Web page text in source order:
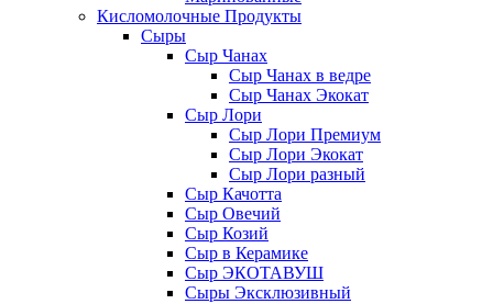
Кисломолочные Продукты
Сыры
Сыр Чанах
Сыр Чанах в ведре
Сыр Чанах Экокат
Сыр Лори
Сыр Лори Премиум
Сыр Лори Экокат
Сыр Лори разный
Сыр Качотта
Сыр Овечий
Сыр Козий
Сыр в Керамике
Сыр ЭКОТАВУШ
Сыры Эксклюзивный